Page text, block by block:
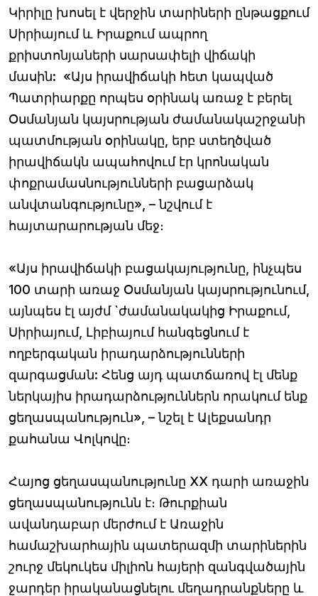
Կիրիլը խոսել է վերջին տարիների ընթացքում
Սիրիայում և Իրաքում ապրող
քրիստոնյաների սարսափելի վիճակի
մասին: «Այս իրավիճակի հետ կապված
Պատրիարքը որպես օրինակ առաջ է բերել
Օսմանյան կայսրության ժամանակաշրջանի
պատմության օրինակը, երբ ստեղծված
իրավիճակն ապահովում էր կրոնական
փոքրամասնությունների բացարձակ
անվտանգությունը», – նշվում է
հայտարարության մեջ։
«Այս իրավիճակի բացակայությունը, ինչպես
100 տարի առաջ Օսմանյան կայսրությունում,
այնպես էլ այժմ `ժամանակակից Իրաքում,
Սիրիայում, Լիբիայում հանգեցնում է
ողբերգական իրադարձությունների
զարգացման: Հենց այդ պատճառով էլ մենք
ներկայիս իրադարձություններն որակում ենք
ցեղասպանություն», – նշել է Ալեքսանդր
քահանա Վոլկովը։
Հայոց ցեղասպանությունը ХХ դարի առաջին
ցեղասպանությունն է։ Թուրքիան
ավանդաբար մերժում է Առաջին
համաշխարհային պատերազմի տարիներին
շուրջ մեկուկես միլիոն հայերի զանգվածային
ջարդեր իրականացնելու մեղադրանքները և